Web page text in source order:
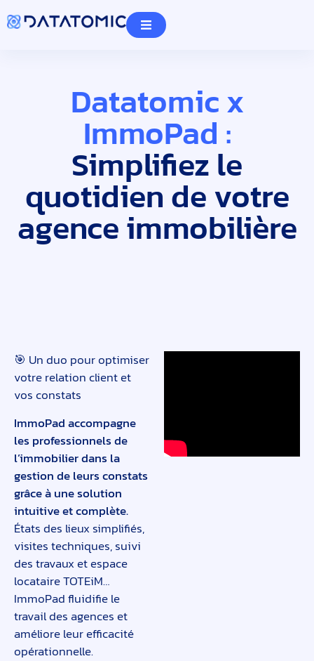
Datatomic x
ImmoPad :
Simplifiez le
quotidien de votre
agence immobilière
🎯 Un duo pour optimiser
votre relation client et
vos constats
ImmoPad accompagne
les professionnels de
l’immobilier dans la
gestion de leurs constats
grâce à une solution
intuitive et complète.
États des lieux simplifiés,
visites techniques, suivi
des travaux et espace
locataire TOTEiM…
ImmoPad fluidifie le
travail des agences et
améliore leur efficacité
opérationnelle.